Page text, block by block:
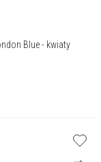
Blue - kwiaty